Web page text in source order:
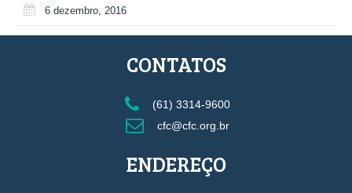
6 dezembro, 2016
CONTATOS
(61) 3314-9600
cfc@cfc.org.br
ENDEREÇO